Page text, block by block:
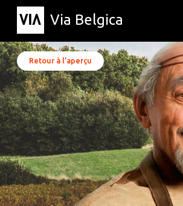
Via Belgica
Retour à l’aperçu